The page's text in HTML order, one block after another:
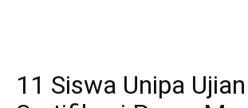
11 Siswa Unipa Ujian